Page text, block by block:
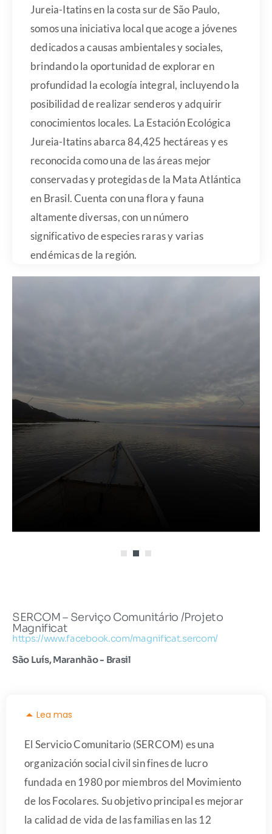
Jureia-Itatins en la costa sur de São Paulo,
somos una iniciativa local que acoge a jóvenes
dedicados a causas ambientales y sociales,
brindando la oportunidad de explorar en
profundidad la ecología integral, incluyendo la
posibilidad de realizar senderos y adquirir
conocimientos locales. La Estación Ecológica
Jureia-Itatins abarca 84,425 hectáreas y es
reconocida como una de las áreas mejor
conservadas y protegidas de la Mata Atlántica
en Brasil. Cuenta con una flora y fauna
altamente diversas, con un número
significativo de especies raras y varias
endémicas de la región.
SERCOM – Serviço Comunitário /Projeto
Magnificat
https://www.facebook.com/magnificat.sercom/
São Luís, Maranhão - Brasil
Lea mas
El Servicio Comunitario (SERCOM) es una
organización social civil sin fines de lucro
fundada en 1980 por miembros del Movimiento
de los Focolares. Su objetivo principal es mejorar
la calidad de vida de las familias en las 12